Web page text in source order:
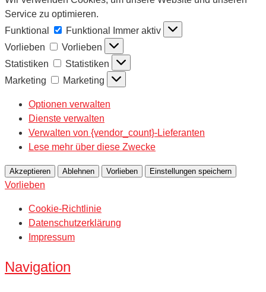
Service zu optimieren.
Funktional
Funktional
Immer aktiv
Vorlieben
Vorlieben
Statistiken
Statistiken
Marketing
Marketing
Optionen verwalten
Dienste verwalten
Verwalten von {vendor_count}-Lieferanten
Lese mehr über diese Zwecke
Akzeptieren Ablehnen Vorlieben Einstellungen speichern
Vorlieben
Cookie-Richtlinie
Datenschutzerklärung
Impressum
Navigation